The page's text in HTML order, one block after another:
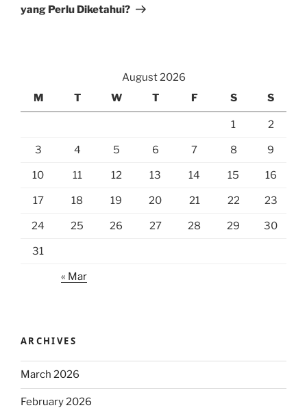
yang Perlu Diketahui?
August 2026
M
T W T F S S
1 2
3 4 5 6 7 8 9
10 11 12 13 14 15 16
17 18 19 20 21 22 23
24 25 26 27 28 29 30
31
« Mar
ARCHIVES
March 2026
February 2026